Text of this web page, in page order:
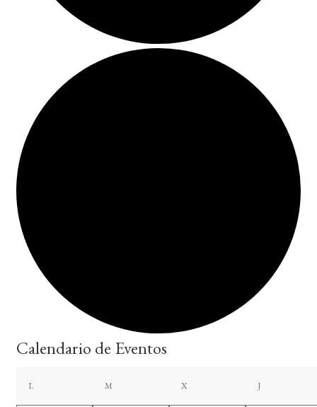
Calendario de Eventos
Llunes Mmartes Xmiércoles Jjueves